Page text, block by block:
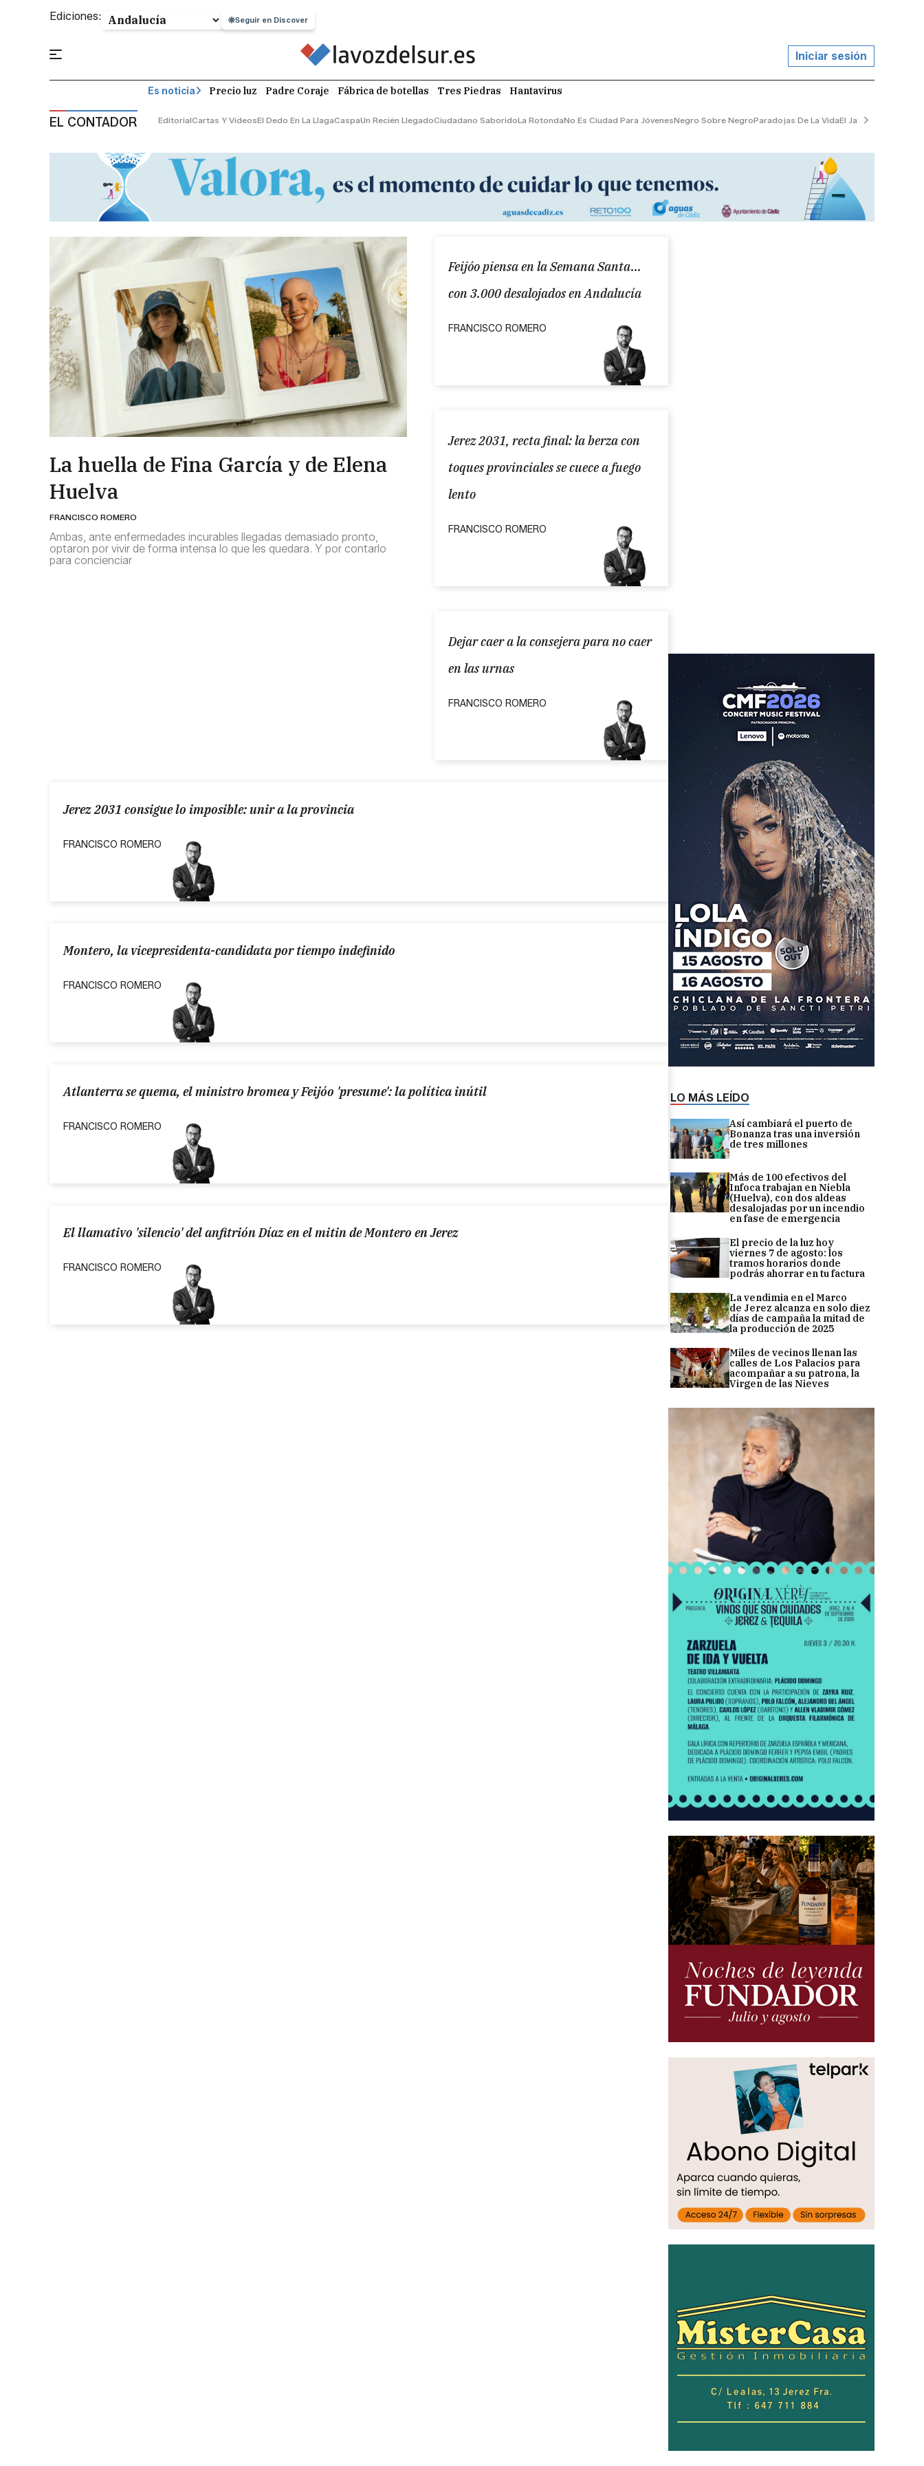
Ediciones: Seguir en Discover
Iniciar sesión
Es noticia Precio luz Padre Coraje Fábrica de botellas Tres Piedras Hantavirus
EL CONTADOR EditorialCartas Y VídeosEl Dedo En La LlagaCaspaUn Recién LlegadoCiudadano SaboridoLa RotondaNo Es Ciudad Para JóvenesNegro Sobre NegroParadojas De La VidaEl Jardinero
La huella de Fina García y de Elena
Huelva
FRANCISCO ROMERO
Ambas, ante enfermedades incurables llegadas demasiado pronto,
optaron por vivir de forma intensa lo que les quedara. Y por contarlo
para concienciar
Feijóo piensa en la Semana Santa...
con 3.000 desalojados en Andalucía
FRANCISCO ROMERO
Jerez 2031, recta final: la berza con
toques provinciales se cuece a fuego
lento
FRANCISCO ROMERO
Dejar caer a la consejera para no caer
en las urnas
FRANCISCO ROMERO
Jerez 2031 consigue lo imposible: unir a la provincia
FRANCISCO ROMERO
Montero, la vicepresidenta-candidata por tiempo indefinido
FRANCISCO ROMERO
Atlanterra se quema, el ministro bromea y Feijóo 'presume': la política inútil
FRANCISCO ROMERO
El llamativo 'silencio' del anfitrión Díaz en el mitin de Montero en Jerez
FRANCISCO ROMERO
LO MÁS LEÍDO
Así cambiará el puerto de
Bonanza tras una inversión
de tres millones
Más de 100 efectivos del
Infoca trabajan en Niebla
(Huelva), con dos aldeas
desalojadas por un incendio
en fase de emergencia
El precio de la luz hoy
viernes 7 de agosto: los
tramos horarios donde
podrás ahorrar en tu factura
La vendimia en el Marco
de Jerez alcanza en solo diez
días de campaña la mitad de
la producción de 2025
Miles de vecinos llenan las
calles de Los Palacios para
acompañar a su patrona, la
Virgen de las Nieves